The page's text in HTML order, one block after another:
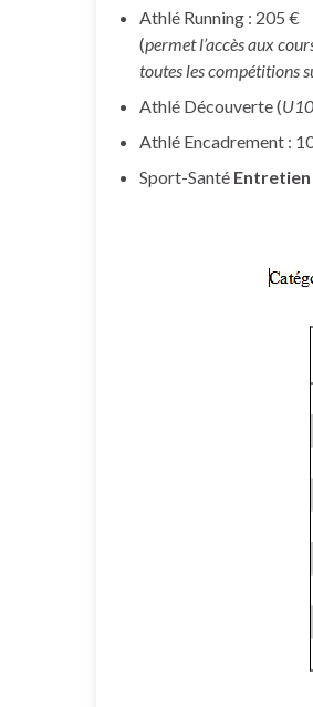
Athlé Running : 205 €
(permet l’accès aux
toutes les compétitions
Athlé Découverte (
Athlé Encadrement :
Sport-Santé